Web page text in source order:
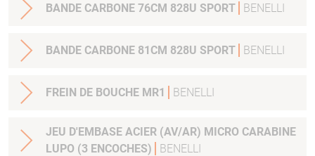
BANDE CARBONE 76CM 828U SPORT BENELLI
BANDE CARBONE 81CM 828U SPORT BENELLI
FREIN DE BOUCHE MR1 BENELLI
JEU D'EMBASE ACIER (AV/AR) MICRO CARABINE
LUPO (3 ENCOCHES)
BENELLI